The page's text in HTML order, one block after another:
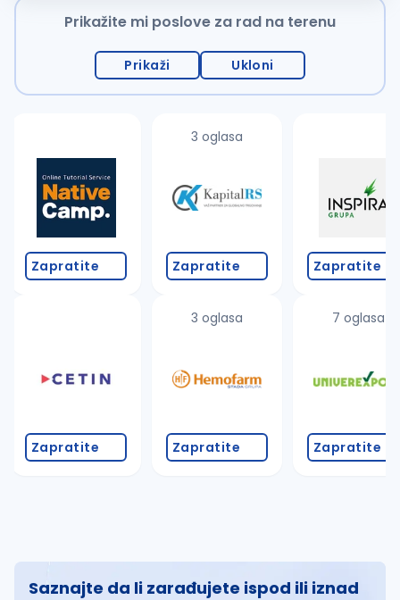
Prikažite mi poslove za rad na terenu
Prikaži Ukloni
Zapratite
Zapratite
3 oglasa
Zapratite
3 oglasa
Zapratite
Zapratite
7 oglasa
Zapratite
Saznajte da li zarađujete ispod ili iznad